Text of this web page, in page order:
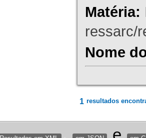
Matéria:
ressarc/
Nome
1 resultados